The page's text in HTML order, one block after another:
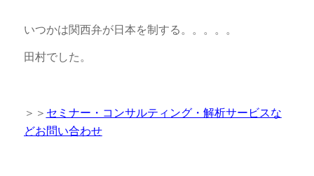
いつかは関西弁が日本を制する。。。。。
田村でした。
＞＞ セミナー・コンサルティング・解析サービスな
どお問い合わせ